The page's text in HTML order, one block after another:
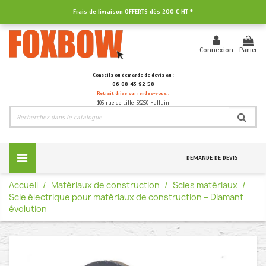
Frais de livraison OFFERTS dès 200 € HT *
Conseils ou demande de devis au :
06 08 43 92 58
Retrait drive sur rendez-vous :
105 rue de Lille, 59250 Halluin
Connexion Panier
DEMANDE DE DEVIS
Accueil Matériaux de construction
Scies matériaux
Scie électrique pour matériaux de construction – Diamant
évolution